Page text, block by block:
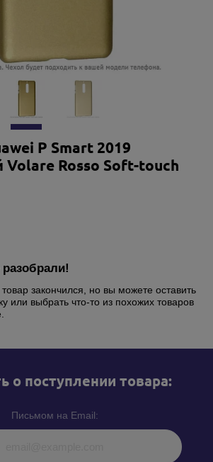
P Smart 2019
Volare Rosso Soft-touch
разобрали!
товар закончился, но вы можете оставить
или выбрать что-то из похожих товаров
о поступлении товара:
Письмом на Email: